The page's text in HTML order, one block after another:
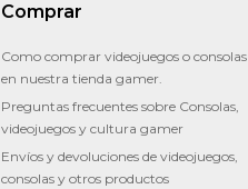
Comprar
Como comprar videojuegos o consolas
en nuestra tienda gamer.
Preguntas frecuentes sobre Consolas,
videojuegos y cultura gamer
Envíos y devoluciones de videojuegos,
consolas y otros productos